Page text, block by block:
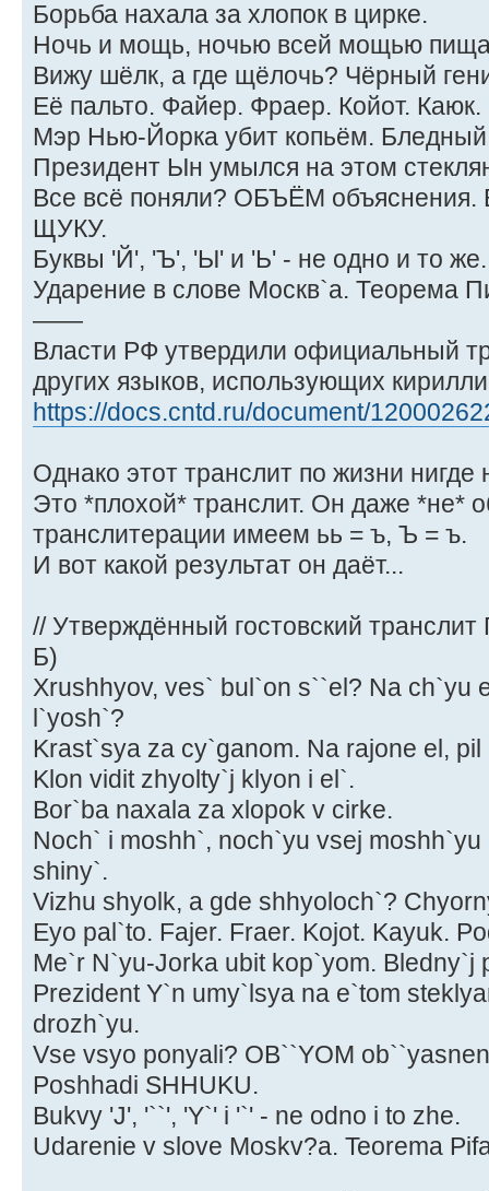
Борьба нахала за хлопок в цирке.
Ночь и мощь, ночью всей мощью
Вижу шёлк, а где щёлочь? Чёрный
Её пальто. Файер. Фраер. Койот.
Мэр Нью-Йорка убит копьём.
Президент Ын умылся на этом
Все всё поняли? ОБЪЁМ
ЩУКУ.
Буквы 'Й', 'Ъ', 'Ы' и 'Ь' - не одно и то же.
Ударение в слове Москв`а. Теорема
——
Власти РФ утвердили официальный
других языков, использующих
https://docs.cntd.ru/document/
Однако этот транслит по жизни нигде
Это *плохой* транслит. Он даже *не*
транслитерации имеем ьь = ъ, Ъ = ъ.
И вот какой результат он даёт...
// Утверждённый гостовский
Б)
Xrushhyov, ves` bul`on s``el? Na ch`yu
l`yosh`?
Krast`sya za cy`ganom. Na rajone el, pil
Klon vidit zhyolty`j klyon i el`.
Bor`ba naxala za xlopok v cirke.
Noch` i moshh`, noch`yu vsej
shiny`.
Vizhu shyolk, a gde shhyoloch`?
Eyo pal`to. Fajer. Fraer. Kojot. Kayuk.
Me`r N`yu-Jorka ubit kop`yom. Bledny`j
Prezident Y`n umy`lsya na e`tom
drozh`yu.
Vse vsyo ponyali? OB``YOM
Poshhadi SHHUKU.
Bukvy 'J', '``', 'Y`' i '`' - ne odno i to zhe.
Udarenie v slove Moskv?a. Teorema